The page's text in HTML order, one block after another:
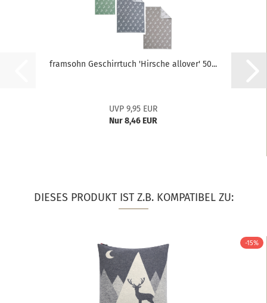
framsohn Geschirrtuch 'Hirsche allover' 50...
UVP 9,95 EUR
Nur 8,46 EUR
DIESES PRODUKT IST Z.B. KOMPATIBEL ZU:
-15%